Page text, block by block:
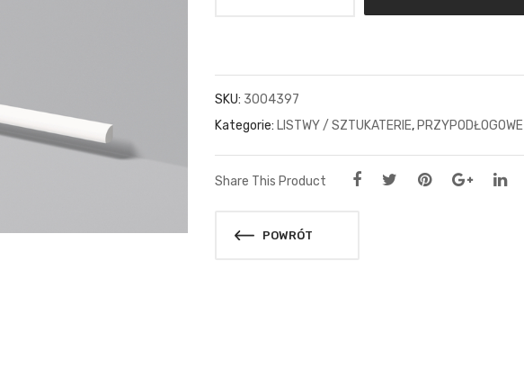
SKU: 3004397
Kategorie: LISTWY / SZTUKATERIE, PRZYPODŁOGOWE
Share This Product
POWRÓT